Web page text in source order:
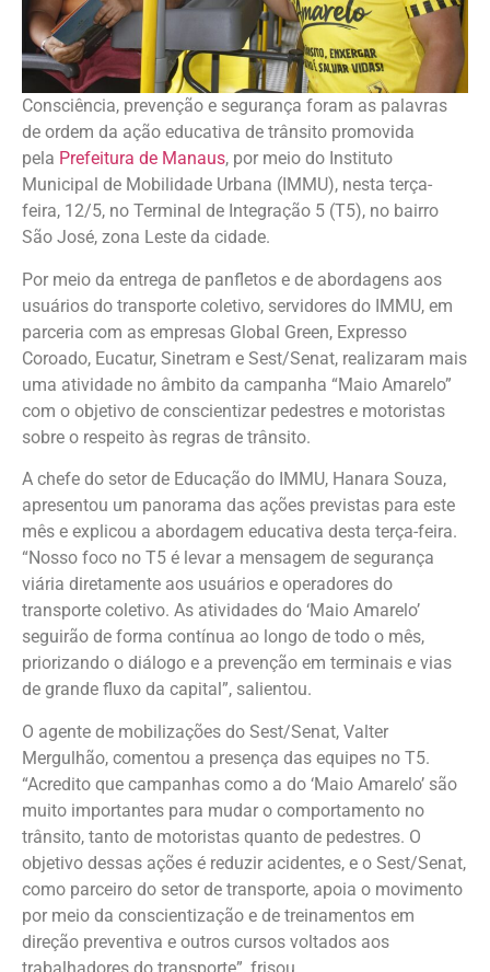
Consciência, prevenção e segurança foram as palavras
de ordem da ação educativa de trânsito promovida
pela Prefeitura de Manaus, por meio do Instituto
Municipal de Mobilidade Urbana (IMMU), nesta terça-
feira, 12/5, no Terminal de Integração 5 (T5), no bairro
São José, zona Leste da cidade.
Por meio da entrega de panfletos e de abordagens aos
usuários do transporte coletivo, servidores do IMMU, em
parceria com as empresas Global Green, Expresso
Coroado, Eucatur, Sinetram e Sest/Senat, realizaram mais
uma atividade no âmbito da campanha “Maio Amarelo”
com o objetivo de conscientizar pedestres e motoristas
sobre o respeito às regras de trânsito.
A chefe do setor de Educação do IMMU, Hanara Souza,
apresentou um panorama das ações previstas para este
mês e explicou a abordagem educativa desta terça-feira.
“Nosso foco no T5 é levar a mensagem de segurança
viária diretamente aos usuários e operadores do
transporte coletivo. As atividades do ‘Maio Amarelo’
seguirão de forma contínua ao longo de todo o mês,
priorizando o diálogo e a prevenção em terminais e vias
de grande fluxo da capital”, salientou.
O agente de mobilizações do Sest/Senat, Valter
Mergulhão, comentou a presença das equipes no T5.
“Acredito que campanhas como a do ‘Maio Amarelo’ são
muito importantes para mudar o comportamento no
trânsito, tanto de motoristas quanto de pedestres. O
objetivo dessas ações é reduzir acidentes, e o Sest/Senat,
como parceiro do setor de transporte, apoia o movimento
por meio da conscientização e de treinamentos em
direção preventiva e outros cursos voltados aos
trabalhadores do transporte”, frisou.